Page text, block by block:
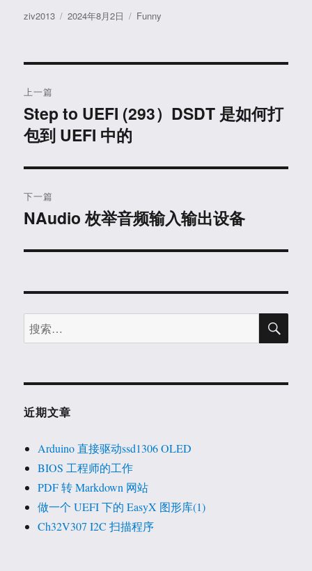
作
ziv2013
发
2024年8月2日
分
Funny
章
导
航
上一篇
上
篇
章：
Step to UEFI (293）DSDT 是如何打
包到 UEFI 中的
下一篇
下
文
NAudio 枚举音频输入输出设备
搜
索：
搜
近期文章
Arduino 直接驱动ssd1306 OLED
BIOS 工程师的工作
PDF 转 Markdown 网站
做一个 UEFI 下的 EasyX 图形库(1)
Ch32V307 I2C 扫描程序